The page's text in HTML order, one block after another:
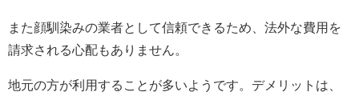
また顔馴染みの業者として信頼できるため、法外な費用を
請求される心配もありません。
地元の方が利用することが多いようです。デメリットは、